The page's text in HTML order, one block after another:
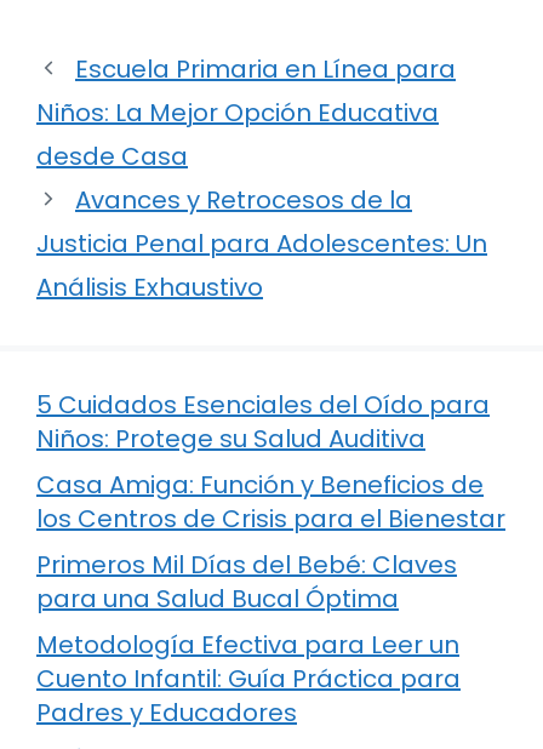
Escuela Primaria en Línea para
Niños: La Mejor Opción Educativa
desde Casa
Avances y Retrocesos de la
Justicia Penal para Adolescentes: Un
Análisis Exhaustivo
5 Cuidados Esenciales del Oído para
Niños: Protege su Salud Auditiva
Casa Amiga: Función y Beneficios de
los Centros de Crisis para el Bienestar
Primeros Mil Días del Bebé: Claves
para una Salud Bucal Óptima
Metodología Efectiva para Leer un
Cuento Infantil: Guía Práctica para
Padres y Educadores